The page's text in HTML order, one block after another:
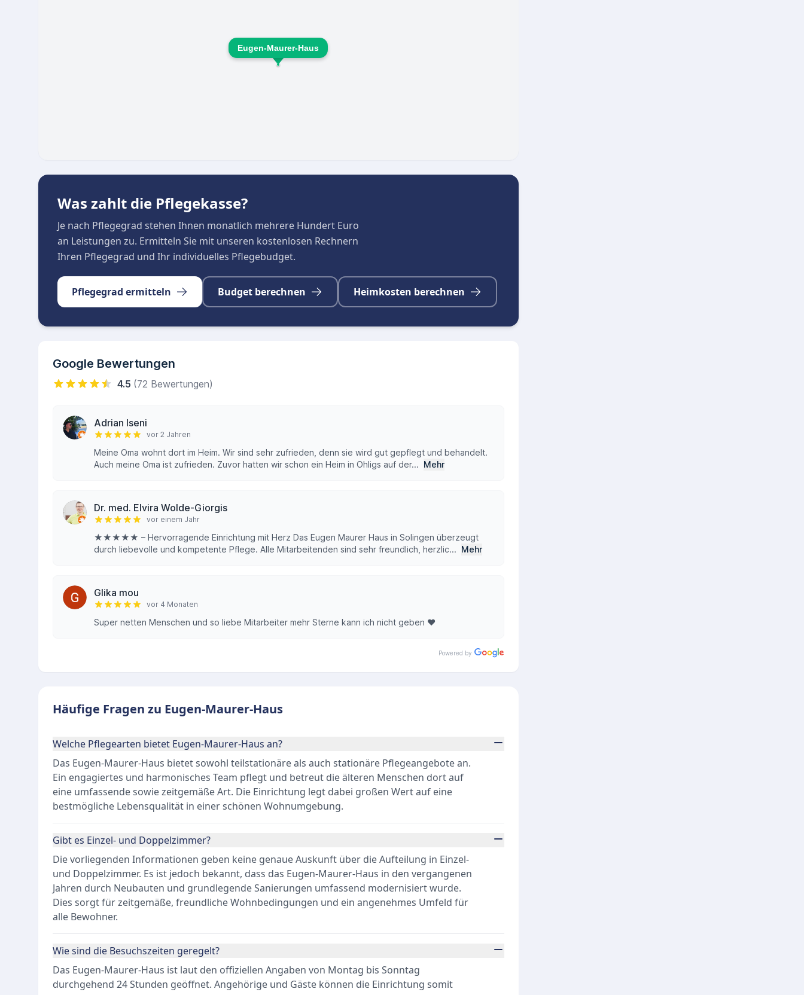
Eugen-Maurer-Haus
Was zahlt die Pflegekasse?
Je nach Pflegegrad stehen Ihnen monatlich mehrere Hundert Euro
an Leistungen zu. Ermitteln Sie mit unseren kostenlosen Rechnern
Ihren Pflegegrad und Ihr individuelles Pflegebudget.
Pflegegrad ermitteln Budget berechnen Heimkosten berechnen
Google Bewertungen
4.5 (72 Bewertungen)
Adrian Iseni
vor 2 Jahren
Meine Oma wohnt dort im Heim. Wir sind sehr zufrieden, denn sie wird gut gepflegt und behandelt.
Auch meine Oma ist zufrieden. Zuvor hatten wir schon ein Heim in Ohligs auf der... Mehr
Dr. med. Elvira Wolde-Giorgis
vor einem Jahr
★★★★★ – Hervorragende Einrichtung mit Herz Das Eugen Maurer Haus in Solingen überzeugt
durch liebevolle und kompetente Pflege. Alle Mitarbeitenden sind sehr freundlich, herzlic... Mehr
Glika mou
vor 4 Monaten
Super netten Menschen und so liebe Mitarbeiter mehr Sterne kann ich nicht geben ♥️
Powered by
Häufige Fragen zu Eugen-Maurer-Haus
Welche Pflegearten bietet Eugen-Maurer-Haus an?
Das Eugen-Maurer-Haus bietet sowohl teilstationäre als auch stationäre Pflegeangebote an.
Ein engagiertes und harmonisches Team pflegt und betreut die älteren Menschen dort auf
eine umfassende sowie zeitgemäße Art. Die Einrichtung legt dabei großen Wert auf eine
bestmögliche Lebensqualität in einer schönen Wohnumgebung.
Gibt es Einzel- und Doppelzimmer?
Die vorliegenden Informationen geben keine genaue Auskunft über die Aufteilung in Einzel-
und Doppelzimmer. Es ist jedoch bekannt, dass das Eugen-Maurer-Haus in den vergangenen
Jahren durch Neubauten und grundlegende Sanierungen umfassend modernisiert wurde.
Dies sorgt für zeitgemäße, freundliche Wohnbedingungen und ein angenehmes Umfeld für
alle Bewohner.
Wie sind die Besuchszeiten geregelt?
Das Eugen-Maurer-Haus ist laut den offiziellen Angaben von Montag bis Sonntag
durchgehend 24 Stunden geöffnet. Angehörige und Gäste können die Einrichtung somit